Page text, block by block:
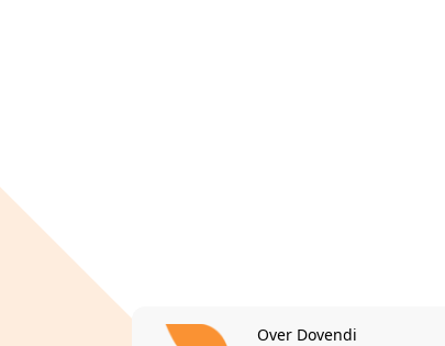
Over Dovendi